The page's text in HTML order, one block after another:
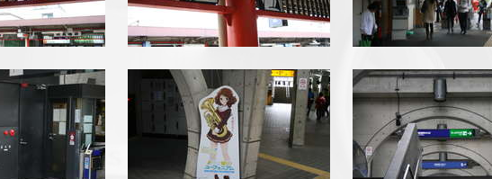
img_3433.jpg img_3436.jpg